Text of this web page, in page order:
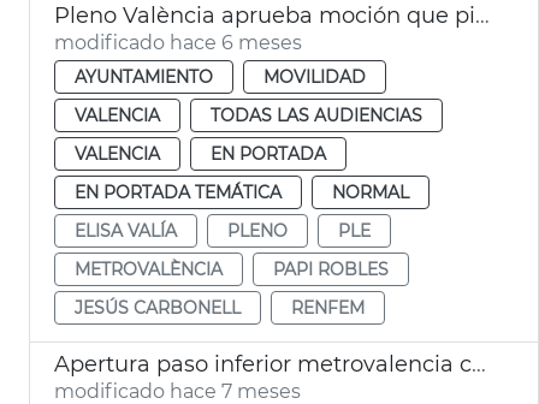
Pleno València aprueba moción que pide mejoras en Renfe y Metrovalència
modificado hace 6 meses
AYUNTAMIENTO
MOVILIDAD
VALENCIA
TODAS LAS AUDIENCIAS
VALENCIA
EN PORTADA
EN PORTADA TEMÁTICA
NORMAL
ELISA VALÍA
PLENO
PLE
METROVALÈNCIA
PAPI ROBLES
JESÚS CARBONELL
RENFEM
Apertura paso inferior metrovalencia calle Xàtiva
modificado hace 7 meses